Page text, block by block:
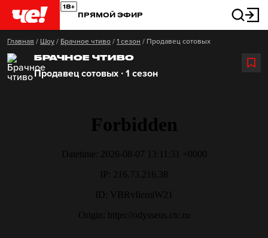
ПРЯМОЙ ЭФИР
Главная / Шоу / Брачное чтиво / 1 сезон / Продавец сотовых
БРАЧНОЕ ЧТИВО
Продавец сотовых ∙ 1 сезон